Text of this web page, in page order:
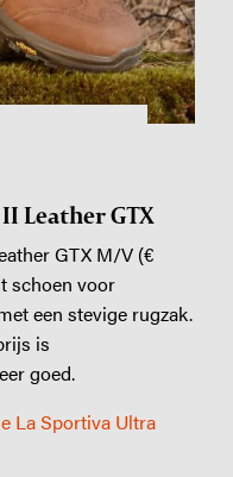
Leather GTX
GTX M/V (€
schoen voor
een stevige rugzak.
is
goed.
La Sportiva Ultra